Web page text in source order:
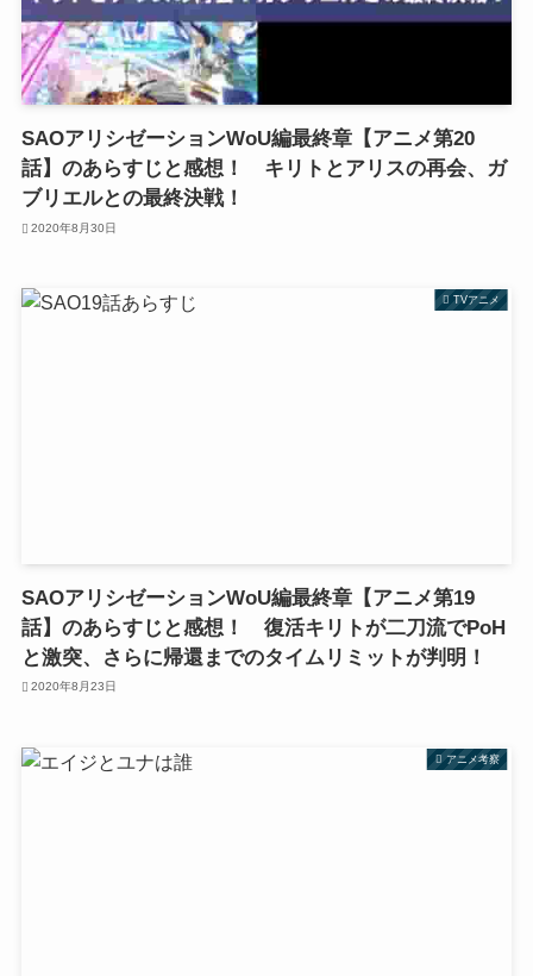
SAOアリシゼーションWoU編最終章【アニメ第20
話】のあらすじと感想！ キリトとアリスの再会、ガ
ブリエルとの最終決戦！
2020年8月30日
TVアニメ
SAOアリシゼーションWoU編最終章【アニメ第19
話】のあらすじと感想！ 復活キリトが二刀流でPoH
と激突、さらに帰還までのタイムリミットが判明！
2020年8月23日
アニメ考察